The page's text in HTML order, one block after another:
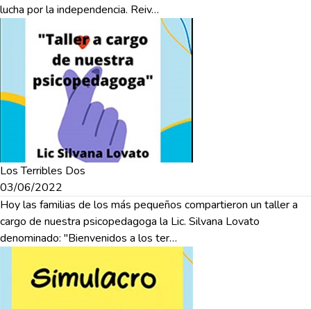
lucha por la independencia. Reiv…
Los Terribles Dos
03/06/2022
Hoy las familias de los más pequeños compartieron un taller a
cargo de nuestra psicopedagoga la Lic. Silvana Lovato
denominado: "Bienvenidos a los ter…